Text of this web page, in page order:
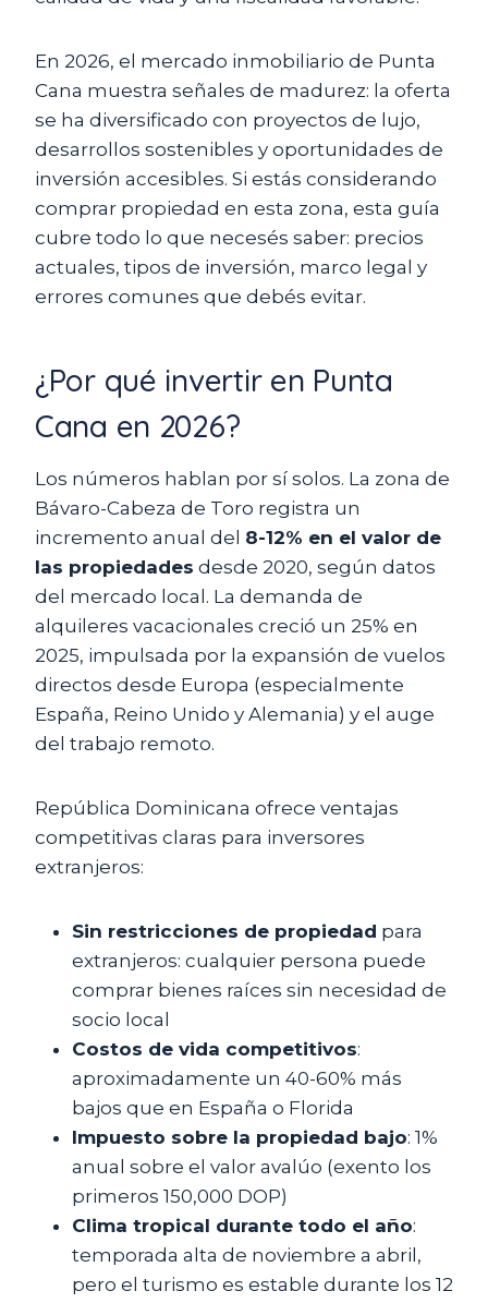
En 2026, el mercado inmobiliario de Punta
Cana muestra señales de madurez: la oferta
se ha diversificado con proyectos de lujo,
desarrollos sostenibles y oportunidades de
inversión accesibles. Si estás considerando
comprar propiedad en esta zona, esta guía
cubre todo lo que necesés saber: precios
actuales, tipos de inversión, marco legal y
errores comunes que debés evitar.
¿Por qué invertir en Punta
Cana en 2026?
Los números hablan por sí solos. La zona de
Bávaro-Cabeza de Toro registra un
incremento anual del 8-12% en el valor de
las propiedades desde 2020, según datos
del mercado local. La demanda de
alquileres vacacionales creció un 25% en
2025, impulsada por la expansión de vuelos
directos desde Europa (especialmente
España, Reino Unido y Alemania) y el auge
del trabajo remoto.
República Dominicana ofrece ventajas
competitivas claras para inversores
extranjeros:
Sin restricciones de propiedad para
extranjeros: cualquier persona puede
comprar bienes raíces sin necesidad de
socio local
Costos de vida competitivos:
aproximadamente un 40-60% más
bajos que en España o Florida
Impuesto sobre la propiedad bajo: 1%
anual sobre el valor avalúo (exento los
primeros 150,000 DOP)
Clima tropical durante todo el año:
temporada alta de noviembre a abril,
pero el turismo es estable durante los 12